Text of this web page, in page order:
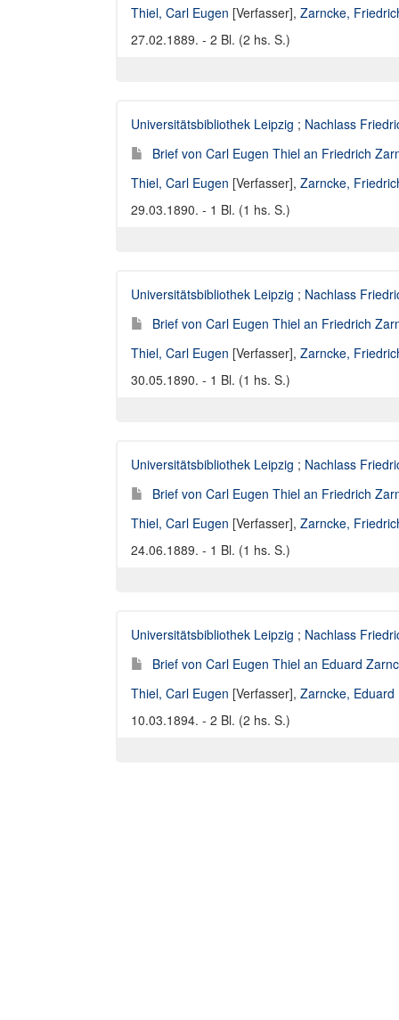
Thiel, Carl Eugen [Verfasser], Zarncke,
27.02.1889. - 2 Bl. (2 hs. S.)
Universitätsbibliothek Leipzig ; Nachlass
Brief von Carl Eugen Thiel an Friedrich
Thiel, Carl Eugen [Verfasser], Zarncke,
29.03.1890. - 1 Bl. (1 hs. S.)
Universitätsbibliothek Leipzig ; Nachlass
Brief von Carl Eugen Thiel an Friedrich
Thiel, Carl Eugen [Verfasser], Zarncke,
30.05.1890. - 1 Bl. (1 hs. S.)
Universitätsbibliothek Leipzig ; Nachlass
Brief von Carl Eugen Thiel an Friedrich
Thiel, Carl Eugen [Verfasser], Zarncke,
24.06.1889. - 1 Bl. (1 hs. S.)
Universitätsbibliothek Leipzig ; Nachlass
Brief von Carl Eugen Thiel an Eduard
Thiel, Carl Eugen [Verfasser], Zarncke,
10.03.1894. - 2 Bl. (2 hs. S.)